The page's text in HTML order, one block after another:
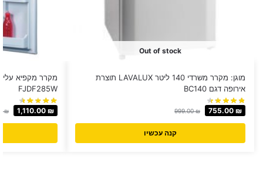
Out of stock
מוגן: מקרר משרדי 140 ליטר LAVALUX תוצרת
אירופה דגם BC140
999.00₪ 755.00 ₪
קנה עכשיו
FJDF285W
₪ 1,110.00 ₪